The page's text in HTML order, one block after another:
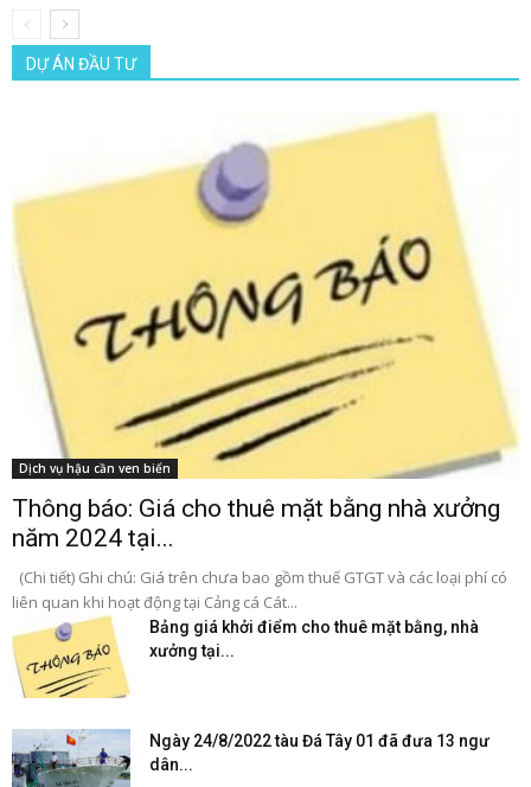
DỰ ÁN ĐẦU TƯ
Dịch vụ hậu cần ven biển
Thông báo: Giá cho thuê mặt bằng nhà xưởng
năm 2024 tại...
(Chi tiết) Ghi chú: Giá trên chưa bao gồm thuế GTGT và các loại phí có
liên quan khi hoạt động tại Cảng cá Cát...
Bảng giá khởi điểm cho thuê mặt bằng, nhà
xưởng tại...
Ngày 24/8/2022 tàu Đá Tây 01 đã đưa 13 ngư
dân...